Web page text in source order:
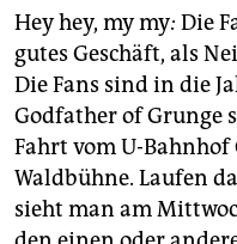
shop
fragen & hilfe
unterstützen
abo
genossenschaft
Hey hey, my my: Die
gutes Geschäft, als
Die Fans sind in die
Godfather of Grunge
Fahrt vom U-
Waldbühne. Laufen
sieht man am